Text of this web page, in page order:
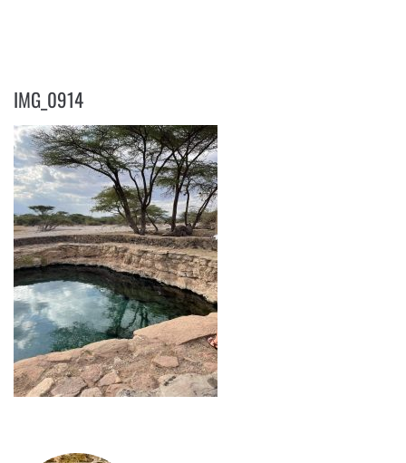
IMG_0914